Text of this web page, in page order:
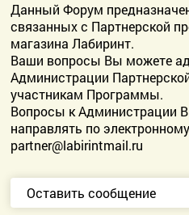
Данный Форум
связанных с Партнерской
магазина Лабиринт.
Ваши вопросы Вы можете
Администрации
участникам Программы.
Вопросы к Администрации
направлять по
partner@labirintmail.ru
Оставить сообщение